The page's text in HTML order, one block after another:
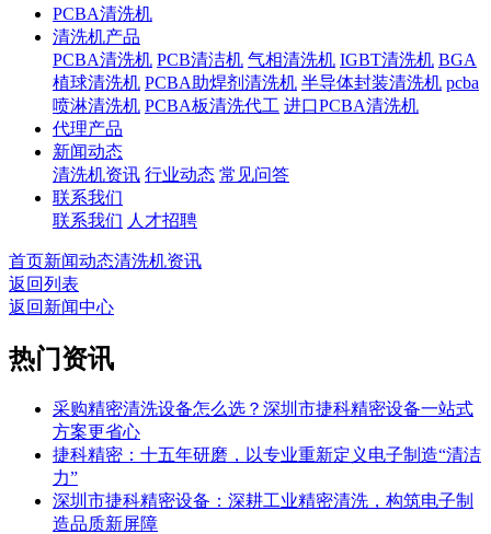
PCBA清洗机
清洗机产品
PCBA清洗机 PCB清洁机 气相清洗机 IGBT清洗机 BGA
植球清洗机 PCBA助焊剂清洗机 半导体封装清洗机 pcba
喷淋清洗机 PCBA板清洗代工 进口PCBA清洗机
代理产品
新闻动态
清洗机资讯 行业动态 常见问答
联系我们
联系我们 人才招聘
首页新闻动态清洗机资讯
返回列表
返回新闻中心
热门资讯
采购精密清洗设备怎么选？深圳市捷科精密设备一站式
方案更省心
捷科精密：十五年研磨，以专业重新定义电子制造“清洁
力”
深圳市捷科精密设备：深耕工业精密清洗，构筑电子制
造品质新屏障